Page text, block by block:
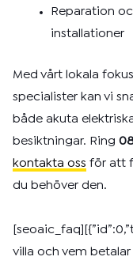
Reparation
installationer
Med vårt lokala
specialister kan vi
både akuta
besiktningar. Ring
kontakta oss för att
du behöver den.
villa och vem